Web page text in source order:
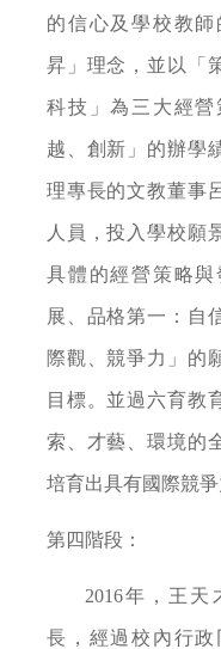
的信心及學校教
昇」理念，並以「
科技」為三大經
越、創新」的辦學
理專長的文教董事
人員，投入學校願
具體的經營策略
展、品格第一：自
際觀、競爭力」的
目標。並過六育教
索、才藝、環境的
培育出具有國際競爭
第四階段：
2016年，王天
長，經過校內行